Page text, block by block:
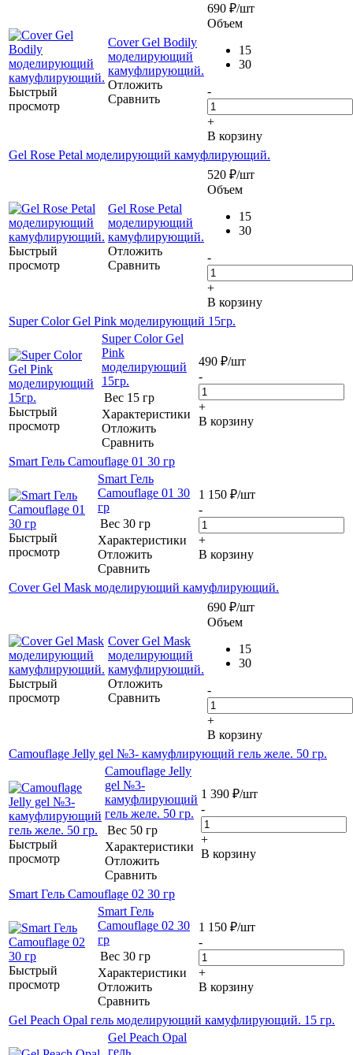
Быстрый
просмотр
Cover Gel Bodily
моделирующий
камуфлирующий.
Отложить
Сравнить
690 ₽/шт
Объем
15
30
-
+
В корзину
Gel Rose Petal моделирующий камуфлирующий.
Быстрый
просмотр
Gel Rose Petal
моделирующий
камуфлирующий.
Отложить
Сравнить
520 ₽/шт
Объем
15
30
-
+
В корзину
Super Color Gel Pink моделирующий 15гр.
Быстрый
просмотр
Super Color Gel
Pink
моделирующий
15гр.
Вес 15 гр
Характеристики
Отложить
Сравнить
490 ₽/шт
-
+
В корзину
Smart Гель Camouflage 01 30 гр
Быстрый
просмотр
Smart Гель
Camouflage 01 30
гр
Вес 30 гр
Характеристики
Отложить
Сравнить
1 150 ₽/шт
-
+
В корзину
Cover Gel Mask моделирующий камуфлирующий.
Быстрый
просмотр
Cover Gel Mask
моделирующий
камуфлирующий.
Отложить
Сравнить
690 ₽/шт
Объем
15
30
-
+
В корзину
Camouflage Jelly gel №3- камуфлирующий гель желе. 50 гр.
Быстрый
просмотр
Camouflage Jelly
gel №3-
камуфлирующий
гель желе. 50 гр.
Вес 50 гр
Характеристики
Отложить
Сравнить
1 390 ₽/шт
-
+
В корзину
Smart Гель Camouflage 02 30 гр
Быстрый
просмотр
Smart Гель
Camouflage 02 30
гр
Вес 30 гр
Характеристики
Отложить
Сравнить
1 150 ₽/шт
-
+
В корзину
Gel Peach Opal гель моделирующий камуфлирующий. 15 гр.
Gel Peach Opal
гель